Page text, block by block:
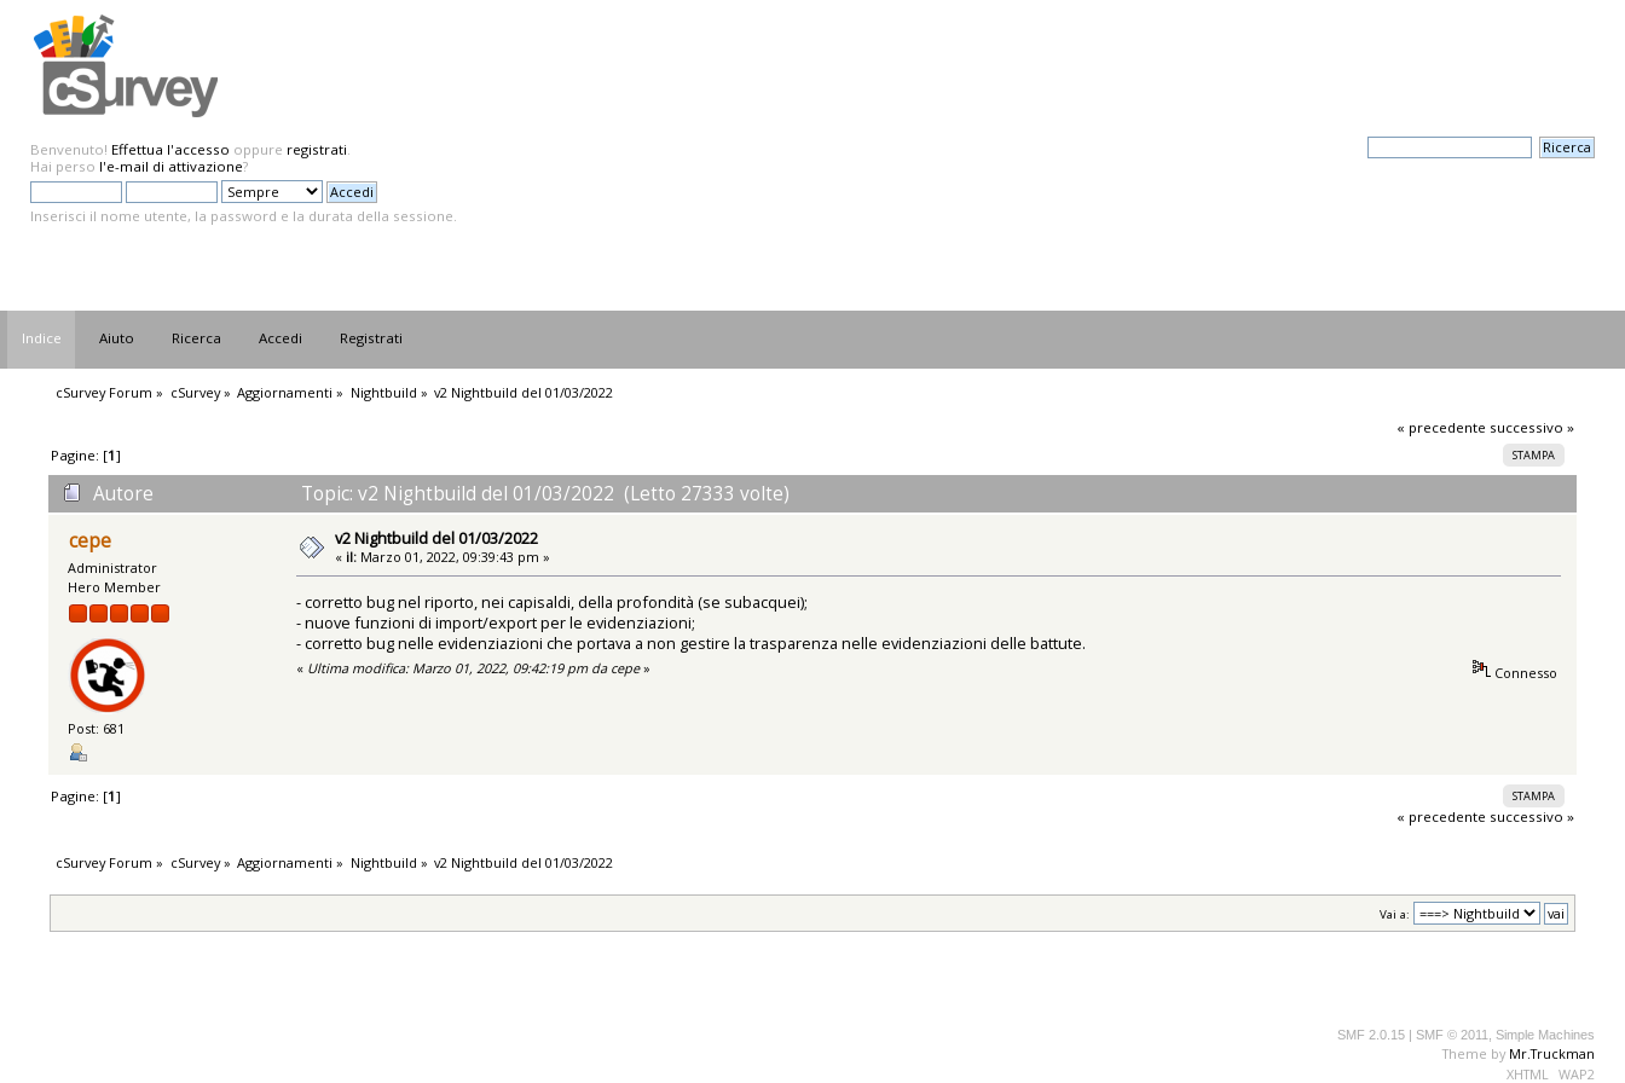
Benvenuto! Effettua l'accesso oppure registrati.
Hai perso l'e-mail di attivazione?
Inserisci il nome utente, la password e la durata della sessione.
Indice Aiuto Ricerca Accedi Registrati
cSurvey Forum » cSurvey» Aggiornamenti » Nightbuild » v2 Nightbuild del 01/03/2022
« precedente successivo »
STAMPA
Pagine: [1]
Autore
Topic: v2 Nightbuild del 01/03/2022 (Letto 27333 volte)
cepe
Administrator
Hero Member
Post: 681
v2 Nightbuild del 01/03/2022
« il: Marzo 01, 2022, 09:39:43 pm »
- corretto bug nel riporto, nei capisaldi, della profondità (se subacquei);
- nuove funzioni di import/export per le evidenziazioni;
- corretto bug nelle evidenziazioni che portava a non gestire la trasparenza nelle evidenziazioni delle battute.
« Ultima modifica: Marzo 01, 2022, 09:42:19 pm da cepe» Connesso
STAMPA
Pagine: [1]
« precedente successivo »
cSurvey Forum » cSurvey» Aggiornamenti » Nightbuild » v2 Nightbuild del 01/03/2022
Vai a:
SMF 2.0.15 SMF © 2011 Simple Machines
Theme by Mr.Truckman
XHTML WAP2